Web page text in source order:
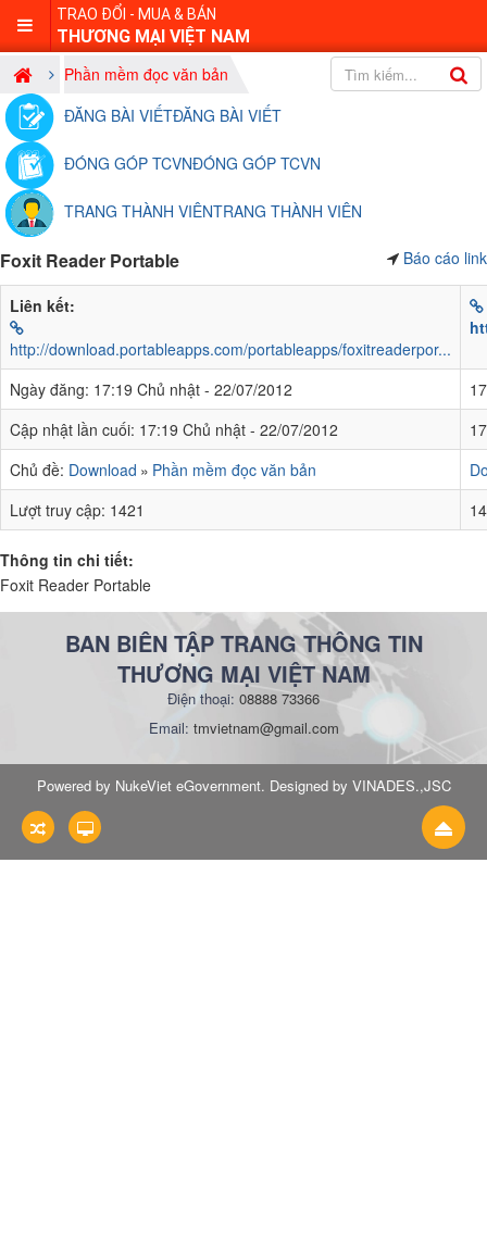
TRAO ĐỔI - MUA & BÁN
THƯƠNG MẠI VIỆT NAM
Phần mềm đọc văn bản
ĐĂNG BÀI VIẾTĐĂNG BÀI VIẾT
ĐÓNG GÓP TCVNĐÓNG GÓP TCVN
TRANG THÀNH VIÊNTRANG THÀNH VIÊN
Báo cáo link
Foxit Reader Portable
Liên kết:
http://download.portableapps.com/portableapps/foxitreaderpor...
Ngày đăng: 17:19 Chủ nhật - 22/07/2012
Cập nhật lần cuối: 17:19 Chủ nhật - 22/07/2012
Chủ đề: Download Phần mềm đọc văn bản
Lượt truy cập: 1421
Thông tin chi tiết:
Foxit Reader Portable
BAN BIÊN TẬP TRANG THÔNG TIN
THƯƠNG MẠI VIỆT NAM
Điện thoại: 08888 73366
Email: tmvietnam@gmail.com
Powered by NukeViet eGovernment. Designed by VINADES.,JSC